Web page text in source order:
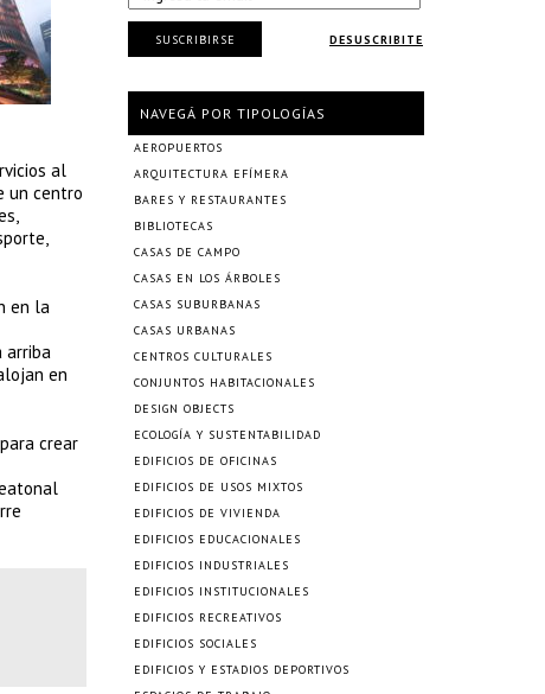
al
un centro
en la
arriba
en
crear
DESUSCRIBITE
SUSCRIBIRSE
NAVEGÁ POR TIPOLOGÍAS
AEROPUERTOS
ARQUITECTURA EFÍMERA
BARES Y RESTAURANTES
BIBLIOTECAS
CASAS DE CAMPO
CASAS EN LOS ÁRBOLES
CASAS SUBURBANAS
CASAS URBANAS
CENTROS CULTURALES
CONJUNTOS HABITACIONALES
DESIGN OBJECTS
ECOLOGÍA Y SUSTENTABILIDAD
EDIFICIOS DE OFICINAS
EDIFICIOS DE USOS MIXTOS
EDIFICIOS DE VIVIENDA
EDIFICIOS EDUCACIONALES
EDIFICIOS INDUSTRIALES
EDIFICIOS INSTITUCIONALES
EDIFICIOS RECREATIVOS
EDIFICIOS SOCIALES
EDIFICIOS Y ESTADIOS DEPORTIVOS